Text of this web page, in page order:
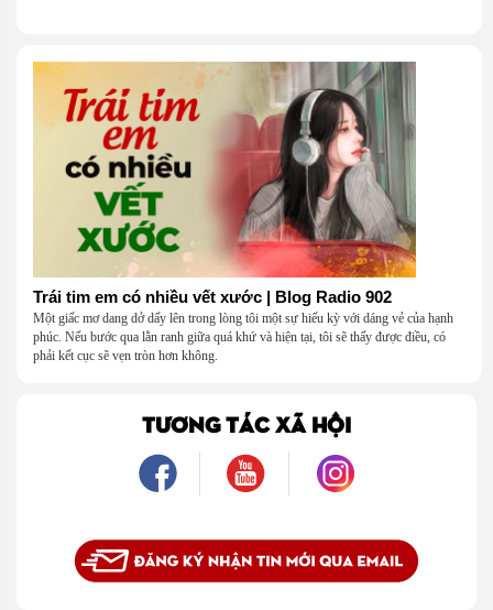
Trái tim em có nhiều vết xước | Blog Radio 902
Một giấc mơ dang dở dấy lên trong lòng tôi một sự hiếu kỳ với dáng vẻ của hạnh
phúc. Nếu bước qua lằn ranh giữa quá khứ và hiện tại, tôi sẽ thấy được điều, có
phải kết cục sẽ vẹn tròn hơn không.
TƯƠNG TÁC XÃ HỘI